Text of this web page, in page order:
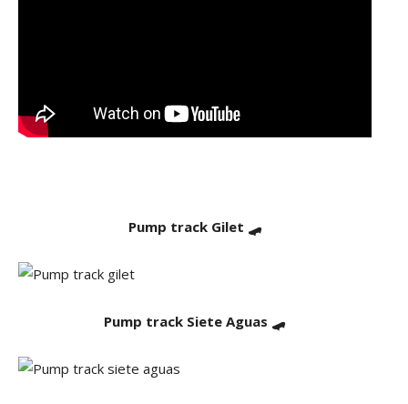
Pump track Gilet 🛹
Pump track Siete Aguas 🛹